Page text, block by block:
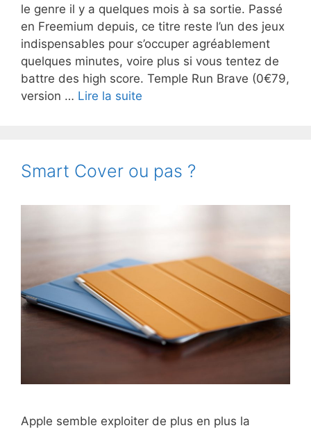
le genre il y a quelques mois à sa sortie. Passé
en Freemium depuis, ce titre reste l’un des jeux
indispensables pour s’occuper agréablement
quelques minutes, voire plus si vous tentez de
battre des high score. Temple Run Brave (0€79,
version … Lire la suite
si
rebelle
Smart Cover ou pas ?
Apple semble exploiter de plus en plus la